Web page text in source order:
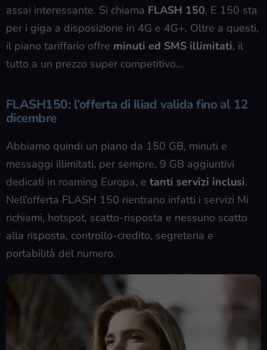
assai interessante. Si chiama FLASH 150. E 150 sta
per i giga a disposizione in 4G e 4G+. Oltre a questi,
il piano tariffario offre minuti ed SMS illimitati, il
tutto a un prezzo super competitivo…
FLASH150: l’offerta di Iliad valida fino al 12
dicembre
Abbiamo quindi un piano da 150 GB, minuti e
messaggi illimitati, per sempre, 9 GB aggiuntivi
dedicati in roaming Europa, e tanti servizi inclusi.
Nell’offerta FLASH 150 rientrano infatti i servizi Mi
richiami, hotspot, scatto-risposta e nessuno scatto
alla risposta, controllo-credito, segreteria e
portabilità del numero.